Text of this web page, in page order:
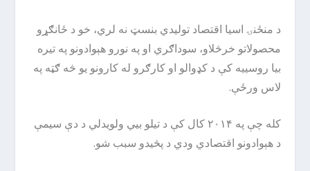
د منځنۍ اسیا اقتصاد تولیدي بنسټ نه لري، خو د ځانګړو
محصولاتو خرڅلاو، سوداګري او په نورو هېوادونو په تیره
بیا روسییه کې د کډوالو او کارګرو له کارونو یو څه ګټه په
لاس ورځې.
کله چې په ۲۰۱۴ کال کې د تیلو بیي ولویدلي د دې سیمې
د هېوادونو اقتصادي ودي د پڅیدو سبب شو.